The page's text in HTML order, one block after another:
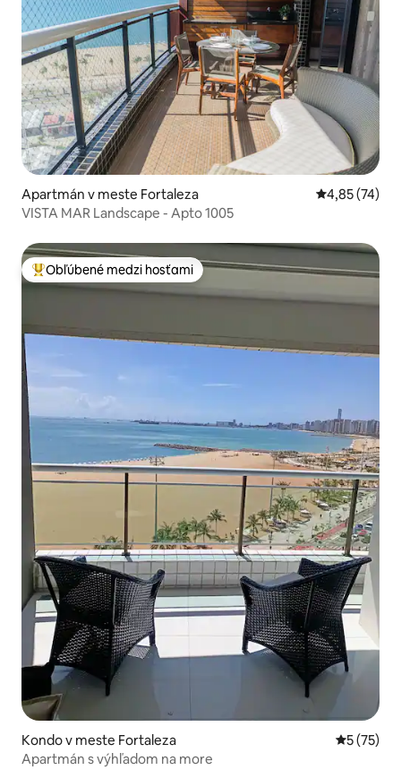
Apartmán v meste Fortaleza Priemerné
4,85 (74)
VISTA MAR Landscape - Apto 1005
Najobľúbenejšie medzi hosťami
Obľúbené medzi hosťami
Kondo v meste Fortaleza
5 (75)
Apartmán s výhľadom na more